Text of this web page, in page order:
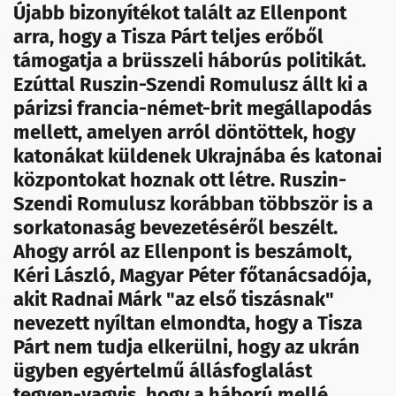
Újabb bizonyítékot talált az Ellenpont
arra, hogy a Tisza Párt teljes erőből
támogatja a brüsszeli háborús politikát.
Ezúttal Ruszin-Szendi Romulusz állt ki a
párizsi francia-német-brit megállapodás
mellett, amelyen arról döntöttek, hogy
katonákat küldenek Ukrajnába és katonai
központokat hoznak ott létre. Ruszin-
Szendi Romulusz korábban többször is a
sorkatonaság bevezetéséről beszélt.
Ahogy arról az Ellenpont is beszámolt,
Kéri László, Magyar Péter főtanácsadója,
akit Radnai Márk "az első tiszásnak"
nevezett nyíltan elmondta, hogy a Tisza
Párt nem tudja elkerülni, hogy az ukrán
ügyben egyértelmű állásfoglalást